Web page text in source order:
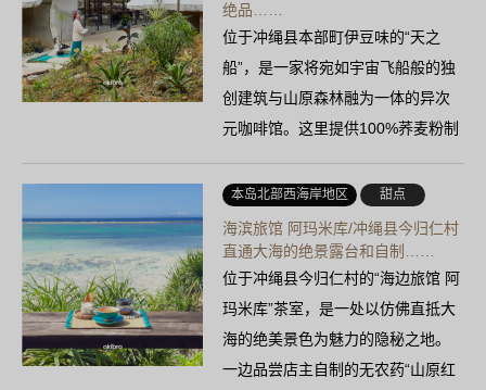
绝品……
位于冲绳县本部町伊豆味的“天之
船”，是一家将宛如宇宙飞船般的独
创建筑与山原森林融为一体的异次
元咖啡馆。这里提供100%荞麦粉制
成的无麸质正宗加莱特饼……
本岛北部西海岸地区 甜点
海滨旅馆 阿玛米库/冲绳县今归仁村
直通大海的绝景露台和自制……
位于冲绳县今归仁村的“海边旅馆 阿
玛米库”茶室，是一处以仿佛直抵大
海的绝美景色为魅力的隐秘之地。
一边品尝店主自制的无农药“山原红